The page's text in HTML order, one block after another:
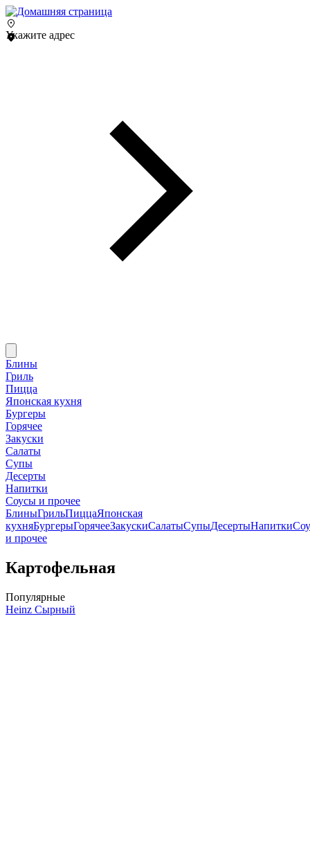
Укажите адрес
Блины
Гриль
Пицца
Японская кухня
Бургеры
Горячее
Закуски
Салаты
Супы
Десерты
Напитки
Соусы и прочее
БлиныГрильПиццаЯпонская
кухняБургерыГорячееЗакускиСалатыСупыДесертыНапитки
и прочее
Картофельная
Популярные
Heinz Сырный